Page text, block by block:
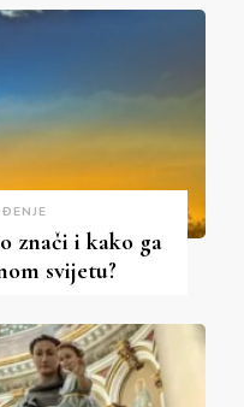
znači i kako ga
svijetu?